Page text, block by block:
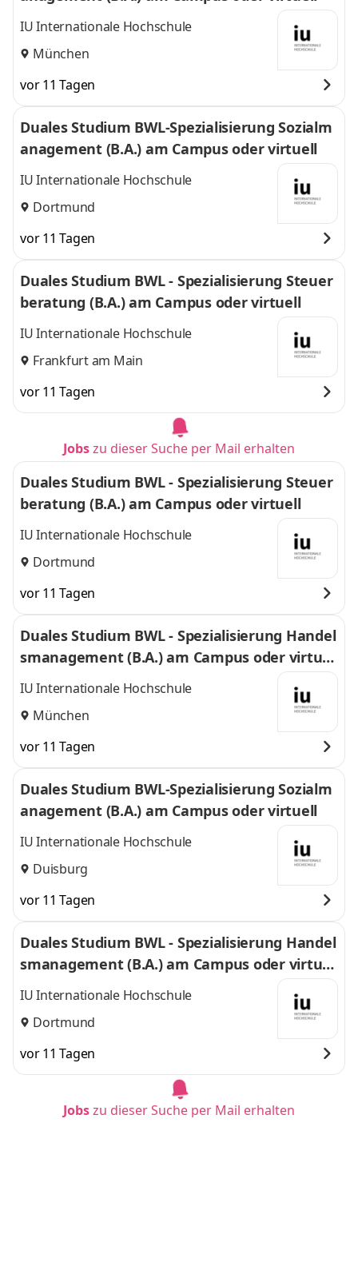
IU Internationale Hochschule
München
vor 11 Tagen
Duales Studium BWL-Spezialisierung Sozialm
anagement (B.A.) am Campus oder virtuell
IU Internationale Hochschule
Dortmund
vor 11 Tagen
Duales Studium BWL - Spezialisierung Steuer
beratung (B.A.) am Campus oder virtuell
IU Internationale Hochschule
Frankfurt am Main
vor 11 Tagen
Jobszu dieser Suche per Mail erhalten
Duales Studium BWL - Spezialisierung Steuer
beratung (B.A.) am Campus oder virtuell
IU Internationale Hochschule
Dortmund
vor 11 Tagen
Duales Studium BWL - Spezialisierung Handel
smanagement (B.A.) am Campus oder virtuel
l
IU Internationale Hochschule
München
vor 11 Tagen
Duales Studium BWL-Spezialisierung Sozialm
anagement (B.A.) am Campus oder virtuell
IU Internationale Hochschule
Duisburg
vor 11 Tagen
Duales Studium BWL - Spezialisierung Handel
smanagement (B.A.) am Campus oder virtuel
l
IU Internationale Hochschule
Dortmund
vor 11 Tagen
Jobszu dieser Suche per Mail erhalten